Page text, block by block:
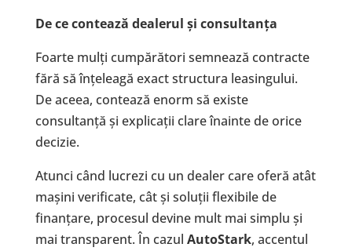
De ce contează dealerul și consultanța
Foarte mulți cumpărători semnează contracte
fără să înțeleagă exact structura leasingului.
De aceea, contează enorm să existe
consultanță și explicații clare înainte de orice
decizie.
Atunci când lucrezi cu un dealer care oferă atât
mașini verificate, cât și soluții flexibile de
finanțare, procesul devine mult mai simplu și
mai transparent. În cazul AutoStark, accentul